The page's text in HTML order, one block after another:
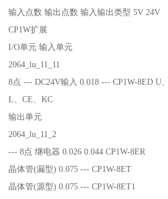
输入点数 输出点数 输入输出类型 5V 24V
CP1W扩展
I/O单元 输入单元
2064_lu_11_11
8点 --- DC24V输入 0.018 --- CP1W-8ED U
L、CE、KC
输出单元
2064_lu_11_2
--- 8点 继电器 0.026 0.044 CP1W-8ER
晶体管(漏型) 0.075 --- CP1W-8ET
晶体管(源型) 0.075 --- CP1W-8ET1